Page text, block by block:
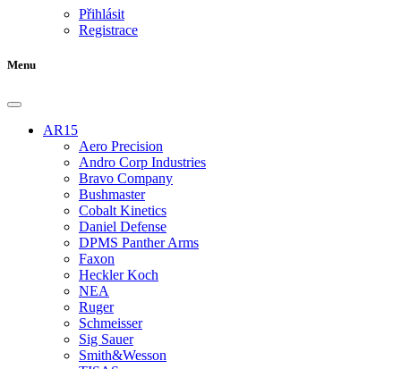
Přihlásit
Registrace
Menu
AR15
Aero Precision
Andro Corp Industries
Bravo Company
Bushmaster
Cobalt Kinetics
Daniel Defense
DPMS Panther Arms
Faxon
Heckler Koch
NEA
Ruger
Schmeisser
Sig Sauer
Smith&Wesson